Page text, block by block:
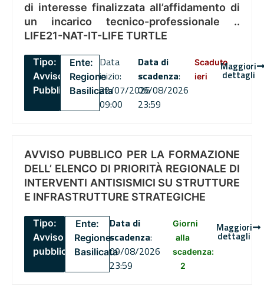
di interesse finalizzata all’affidamento di
un incarico tecnico-professionale ..
LIFE21-NAT-IT-LIFE TURTLE
Tipo:
Avviso
Pubblico
Ente:
Regione
Basilicata
Data
inizio:
22/07/2026
09:00
Data di
scadenza:
06/08/2026
23:59
Scaduto
ieri
Maggiori
dettagli
AVVISO PUBBLICO PER LA FORMAZIONE
DELL’ ELENCO DI PRIORITÀ REGIONALE DI
INTERVENTI ANTISISMICI SU STRUTTURE
E INFRASTRUTTURE STRATEGICHE
Tipo:
Avviso
pubblico
Ente:
Regione
Basilicata
Data di
scadenza:
09/08/2026
23:59
Giorni
alla
scadenza:
2
Maggiori
dettagli